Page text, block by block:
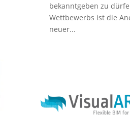
bekanntgeben zu
Wettbewerbs ist die
neuer...